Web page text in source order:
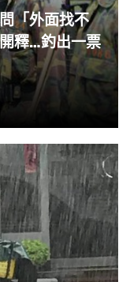
「外面找不
釋…釣出一票